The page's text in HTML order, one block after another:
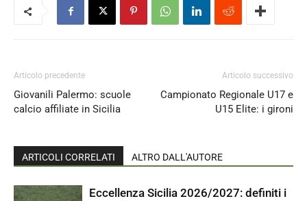
Articolo precedente
Giovanili Palermo: scuole
calcio affiliate in Sicilia
Articolo successivo
Campionato Regionale U17 e
U15 Elite: i gironi
ARTICOLI CORRELATI ALTRO DALL'AUTORE
Eccellenza Sicilia 2026/2027: definiti i